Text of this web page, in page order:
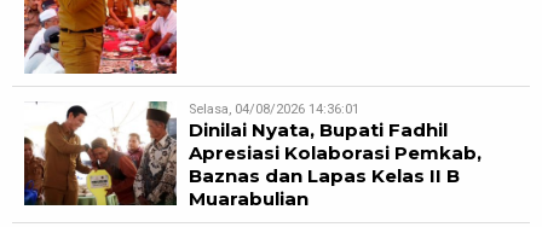
Selasa, 04/08/2026 14:36:01
Dinilai Nyata, Bupati Fadhil
Apresiasi Kolaborasi Pemkab,
Baznas dan Lapas Kelas II B
Muarabulian